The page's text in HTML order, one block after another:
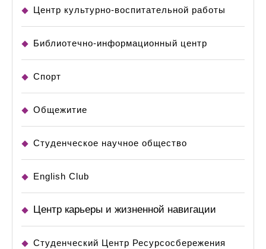
Центр культурно-воспитательной работы
Библиотечно-информационный центр
Спорт
Общежитие
Студенческое научное общество
English Club
Центр карьеры и жизненной навигации
Студенческий Центр Ресурсосбережения